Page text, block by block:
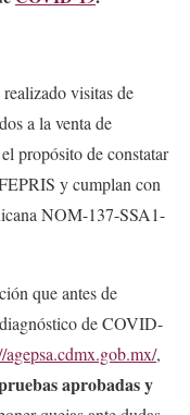
visitas de
a la venta de
propósito de constatar
y cumplan con
NOM-137-SSA1-
que antes de
de COVID-
agepsa.cdmx.gob.mx/,
aprobadas y